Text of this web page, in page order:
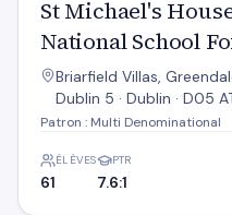
St Michael's
National School
Briarfield Villas,
Dublin 5 · Dublin · D05
Patron : Multi Denominational
ÉLÈVES
61
PTR
7.6:1